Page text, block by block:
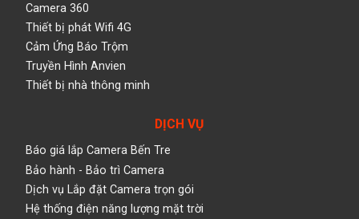
Camera 360
Thiết bị phát Wifi 4G
Cảm Ứng Báo Trộm
Truyền Hình Anvien
Thiết bị nhà thông minh
DỊCH VỤ
Báo giá lắp Camera Bến Tre
Bảo hành - Bảo trì Camera
Dịch vụ Lắp đặt Camera trọn gói
Hệ thống điện năng lượng mặt trời